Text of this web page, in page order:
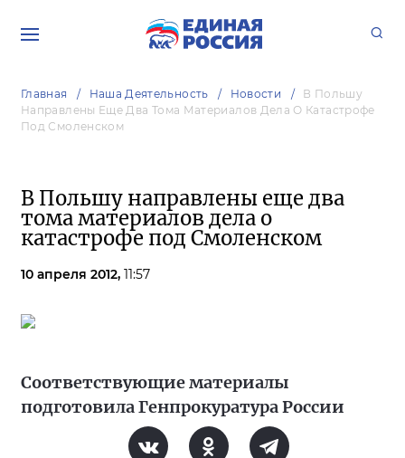
Главная Наша Деятельность Новости
В Польшу
Направлены Еще Два Тома Материалов Дела О Катастрофе
Под Смоленском
В Польшу направлены еще два
тома материалов дела о
катастрофе под Смоленском
10 апреля 2012, 11:57
Соответствующие материалы
подготовила Генпрокуратура России